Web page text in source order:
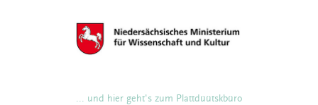
... und hier geht's zum Plattdüütskbüro